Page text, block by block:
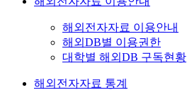
해외전자자료 이용안내
해외DB별 이용권한
대학별 해외DB 구독현황
해외전자자료 통계